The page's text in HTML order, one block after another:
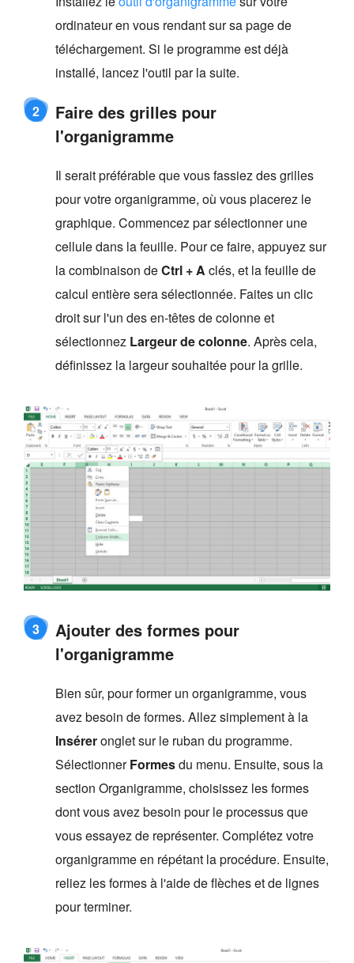
ordinateur en vous rendant sur sa page de
téléchargement. Si le programme est déjà
installé, lancez l'outil par la suite.
2
Faire des grilles pour
l'organigramme
Il serait préférable que vous fassiez des grilles
pour votre organigramme, où vous placerez le
graphique. Commencez par sélectionner une
cellule dans la feuille. Pour ce faire, appuyez sur
la combinaison deCtrl + A clés, et la feuille de
calcul entière sera sélectionnée. Faites un clic
droit sur l'un des en-têtes de colonne et
sélectionnez Largeur de colonne. Après cela,
définissez la largeur souhaitée pour la grille.
3
Ajouter des formes pour
l'organigramme
Bien sûr, pour former un organigramme, vous
avez besoin de formes. Allez simplement à la
Inséreronglet sur le ruban du programme.
SélectionnerFormesdu menu. Ensuite, sous la
section Organigramme, choisissez les formes
dont vous avez besoin pour le processus que
vous essayez de représenter. Complétez votre
organigramme en répétant la procédure. Ensuite,
reliez les formes à l'aide de flèches et de lignes
pour terminer.